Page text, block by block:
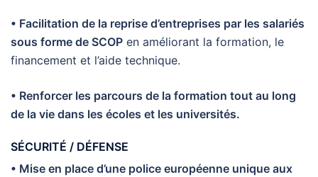
• Facilitation de la reprise d’entreprises par les salariés
sous forme de SCOP en améliorant la formation, le
financement et l’aide technique.
• Renforcer les parcours de la formation tout au long
de la vie dans les écoles et les universités.
SÉCURITÉ / DÉFENSE
• Mise en place d’une police européenne unique aux